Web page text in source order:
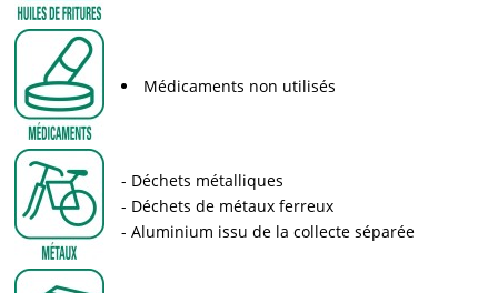
Médicaments non utilisés
Déchets métalliques
Déchets de métaux ferreux
Aluminium issu de la collecte séparée